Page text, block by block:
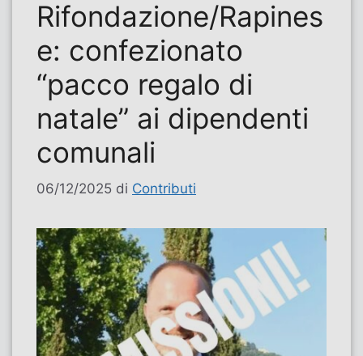
Rifondazione/Rapines
e: confezionato
“pacco regalo di
natale” ai dipendenti
comunali
06/12/2025 di Contributi